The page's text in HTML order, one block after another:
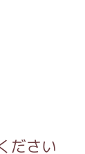
ださい